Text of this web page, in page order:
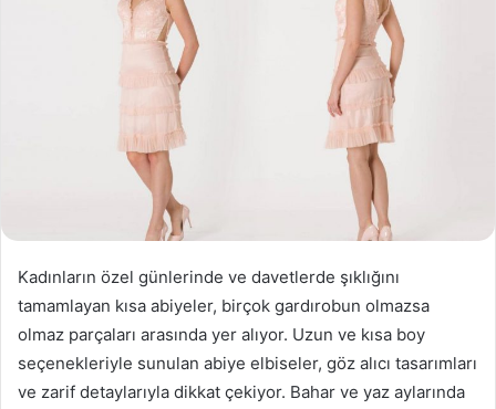
Kadınların özel günlerinde ve davetlerde şıklığını
tamamlayan kısa abiyeler, birçok gardırobun olmazsa
olmaz parçaları arasında yer alıyor. Uzun ve kısa boy
seçenekleriyle sunulan abiye elbiseler, göz alıcı tasarımları
ve zarif detaylarıyla dikkat çekiyor. Bahar ve yaz aylarında